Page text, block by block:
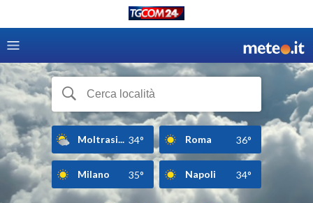
Moltrasi... 34° Roma 36°
Milano 35° Napoli 34°